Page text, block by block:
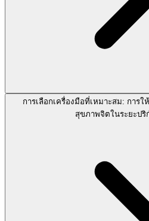
การเลือกเครื่องมือที่เหมาะสม: การ
สุขภาพจิตในระยะป